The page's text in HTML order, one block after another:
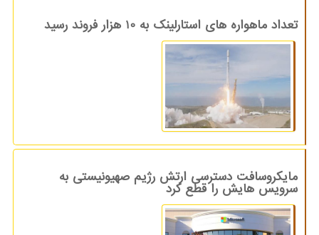
تعداد ماهواره های استارلینک به 10 هزار فروند رسید
مایکروسافت دسترسی ارتش رژیم صهیونیستی به
سرویس هایش را قطع کرد